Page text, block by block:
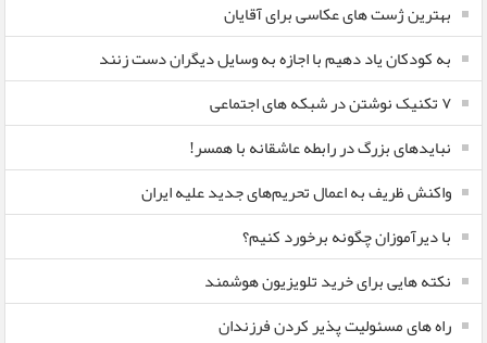
بهترین ژست های عکاسی برای آقایان
به کودکان یاد دهیم با اجازه به وسایل دیگران دست زنند
۷ تکنیک نوشتن در شبکه های اجتماعی
نبایدهای بزرگ در رابطه عاشقانه با همسر!
واکنش ظریف به اعمال تحریم‌های جدید علیه ایران
با دیرآموزان چگونه برخورد کنیم؟
نکته هایی برای خرید تلویزیون هوشمند
راه های مسئولیت پذیر کردن فرزندان